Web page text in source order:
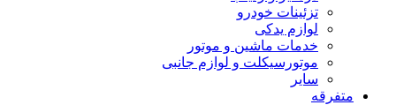
تزئینات خودرو
لوازم یدکی
خدمات ماشین و موتور
موتورسیکلت و لوازم جانبی
سایر
متفرقه